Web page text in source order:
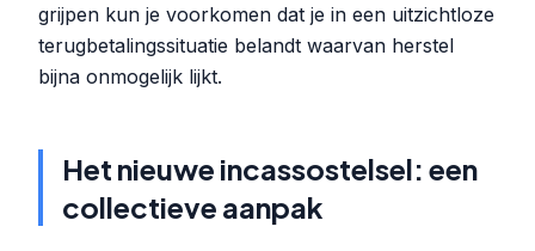
grijpen kun je voorkomen dat je in een uitzichtloze
terugbetalingssituatie belandt waarvan herstel
bijna onmogelijk lijkt.
Het nieuwe incassostelsel: een
collectieve aanpak